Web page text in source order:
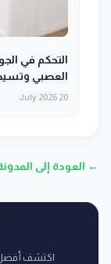
التحكم في
العصبي
20 July 2026
← العودة إلى
اكتشف